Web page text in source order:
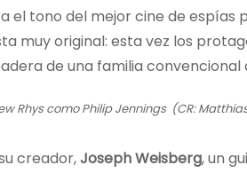
el tono del mejor cine de espías
muy original: esta vez los
de una familia convencional
Rhys como Philip Jennings (CR:
creador,Joseph Weisberg, un